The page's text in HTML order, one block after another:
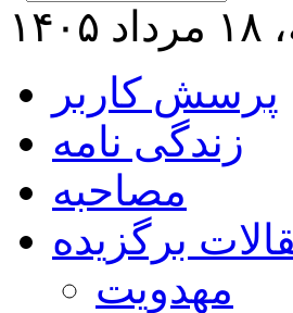
پرسش کاربر
زندگی نامه
مصاحبه
برگزیده
مهدویت